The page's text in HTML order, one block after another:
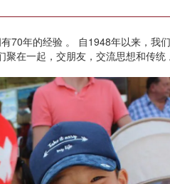
70年的经验 。 自1948年以来，我
在一起，交朋友，交流思想和传统